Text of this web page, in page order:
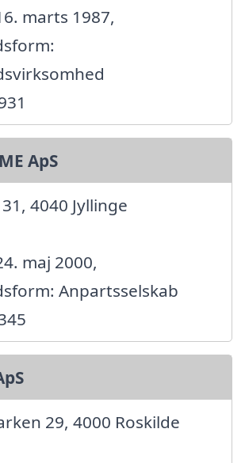
marts 1987,
ApS
4040 Jyllinge
maj 2000,
Anpartsselskab
29, 4000 Roskilde